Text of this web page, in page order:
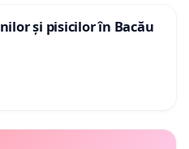
și pisicilor în Bacău